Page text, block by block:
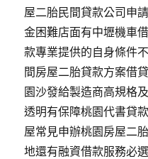
屋二胎民間貸款公司申
金困難店面有中壢機車
款專業提供的自身條件
間房屋二胎貸款方案借
園沙發給製造商高規格
透明有保障桃園代書貸
屋常見申辦桃園房屋二
地還有融資借款服務必